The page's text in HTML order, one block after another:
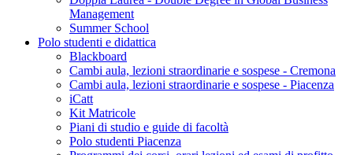
Management
Summer School
Polo studenti e didattica
Blackboard
Cambi aula, lezioni straordinarie e sospese - Cremona
Cambi aula, lezioni straordinarie e sospese - Piacenza
iCatt
Kit Matricole
Piani di studio e guide di facoltà
Polo studenti Piacenza